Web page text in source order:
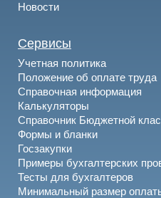
Новости
Сервисы
Учетная политика
Положение об оплате труда
Справочная информация
Калькуляторы
Справочник Бюджетной
Формы и бланки
Госзакупки
Примеры бухгалтерских
Тесты для бухгалтеров
Минимальный размер